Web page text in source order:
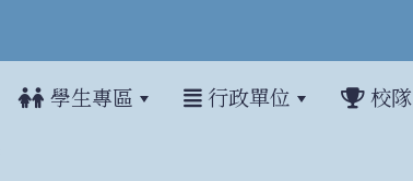
學生專區 行政單位 校隊